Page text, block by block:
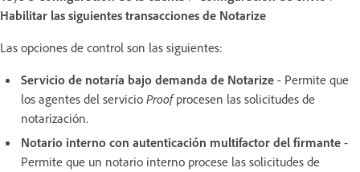
Habilitar las siguientes transacciones de Notarize
Las opciones de control son las siguientes:
Servicio de notaría bajo demanda de Notarize - Permite que
los agentes del servicio Proofprocesen las solicitudes de
notarización.
Notario interno con autenticación multifactor del firmante -
Permite que un notario interno procese las solicitudes de